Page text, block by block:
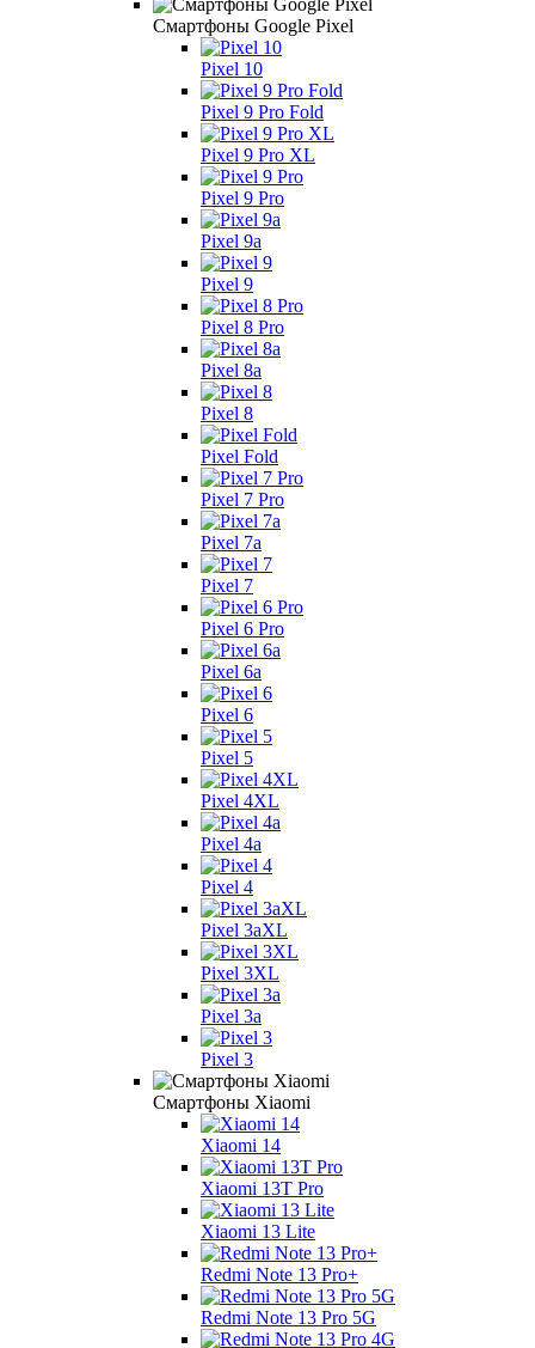
Смартфоны Google Pixel
Pixel 10
Pixel 9 Pro Fold
Pixel 9 Pro XL
Pixel 9 Pro
Pixel 9a
Pixel 9
Pixel 8 Pro
Pixel 8a
Pixel 8
Pixel Fold
Pixel 7 Pro
Pixel 7a
Pixel 7
Pixel 6 Pro
Pixel 6a
Pixel 6
Pixel 5
Pixel 4XL
Pixel 4a
Pixel 4
Pixel 3aXL
Pixel 3XL
Pixel 3a
Pixel 3
Смартфоны Xiaomi
Xiaomi 14
Xiaomi 13T Pro
Xiaomi 13 Lite
Redmi Note 13 Pro+
Redmi Note 13 Pro 5G